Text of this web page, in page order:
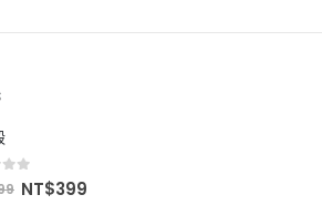
5NT$399